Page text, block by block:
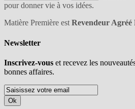
pour donner vie à vos idées.
Matière Première est Revendeur Agréé
Newsletter
Inscrivez-vous et recevez les
bonnes affaires.
Ok